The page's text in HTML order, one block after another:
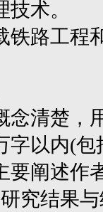
术。
铁路工程
念清楚，
字以内(
要阐述作
究结果